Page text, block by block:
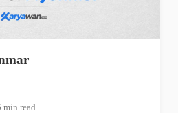
min read